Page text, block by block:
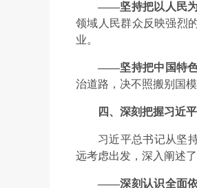
——坚持把以人民为
领域人民群众反映强烈
业。
——坚持把中国特色
治道路，决不照搬别国
四、深刻把握习近
习近平总书记从坚
远考虑出发，深入阐述
——深刻认识全面依